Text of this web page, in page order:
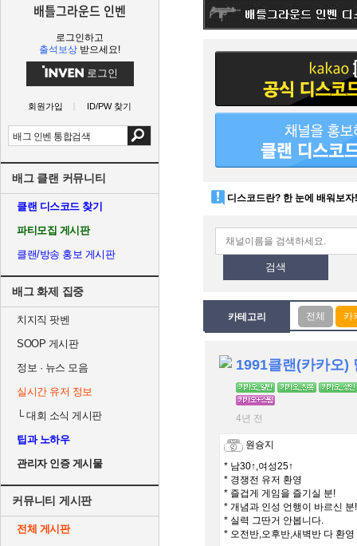
배틀그라운드 인벤
로그인하고
출석보상 받으세요!
로그인
회원가입 ID/PW 찾기
배그 클랜 커뮤니티
클랜 디스코드 찾기
파티모집 게시판
클랜/방송 홍보 게시판
배그 화제 집중
치지직 팟벤
SOOP 게시판
정보 · 뉴스 모음
실시간 유저 정보
└대회 소식 게시판
팁과 노하우
관리자 인증 게시물
커뮤니티 게시판
전체 게시판
디스코드란? 한 눈에 배워보자!
검색
카테고리
4년 전
원슝지
* 남30↑,여성25↑
* 경쟁전 유저 환영
* 즐겁게 게임을 즐기실 분!
* 개념과 인성 언행이 바르신 분!
* 실력 그딴거 안봅니다.
* 오전반,오후반,새벽반 다 환영